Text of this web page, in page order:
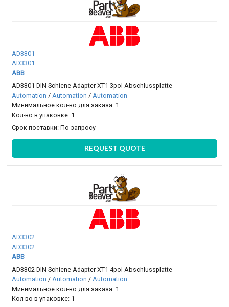
AD3301
AD3301
ABB
AD3301 DIN-Schiene Adapter XT1 3pol Abschlussplatte
Automation /Automation /Automation
Минимальное кол-во для заказа: 1
Кол-во в упаковке: 1
Срок поставки:По запросу
REQUEST QUOTE
AD3302
AD3302
ABB
AD3302 DIN-Schiene Adapter XT1 4pol Abschlussplatte
Automation /Automation /Automation
Минимальное кол-во для заказа: 1
Кол-во в упаковке: 1